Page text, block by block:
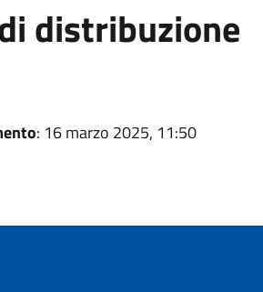
distribuzione
: 16 marzo 2025, 11:50